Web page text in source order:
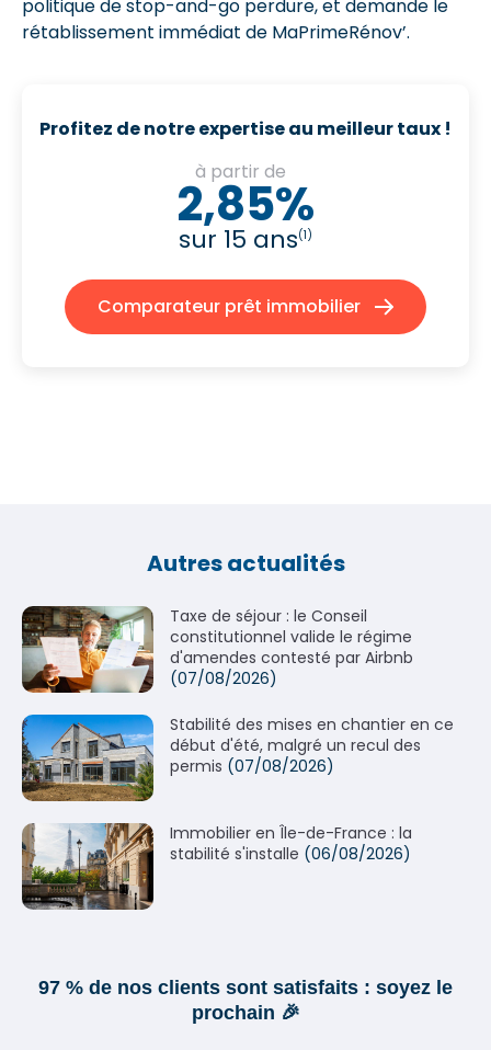
politique de stop-and-go perdure, et demande le
rétablissement immédiat de MaPrimeRénov’.
Profitez de notre expertise au meilleur taux !
à partir de
2,85%
sur 15 ans(1)
Comparateur prêt immobilier
Autres actualités
Taxe de séjour : le Conseil
constitutionnel valide le régime
d'amendes contesté par Airbnb
(07/08/2026)
Stabilité des mises en chantier en ce
début d'été, malgré un recul des
permis (07/08/2026)
Immobilier en Île-de-France : la
stabilité s'installe (06/08/2026)